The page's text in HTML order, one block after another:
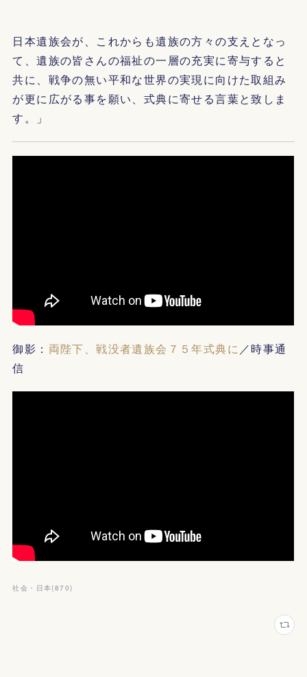
日本遺族会が、これからも遺族の方々の支えとなっ
て、遺族の皆さんの福祉の一層の充実に寄与すると
共に、戦争の無い平和な世界の実現に向けた取組み
が更に広がる事を願い、式典に寄せる言葉と致しま
す。」
御影： 両陛下、戦没者遺族会７５年式典に ／時事通
信
社会・日本(870)